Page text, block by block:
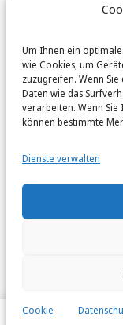
Um Ihnen ein
wie Cookies, um
zuzugreifen. Wenn
Daten wie das
verarbeiten. Wenn
können bestimmte
Dienste verwalten
Cookie